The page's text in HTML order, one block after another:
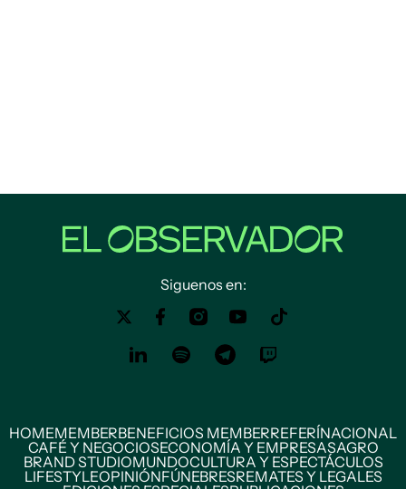
Siguenos en:
HOMEMEMBERBENEFICIOS MEMBERREFERÍNACIONAL
CAFÉ Y NEGOCIOSECONOMÍA Y EMPRESASAGRO
BRAND STUDIOMUNDOCULTURA Y ESPECTÁCULOS
LIFESTYLEOPINIÓNFÚNEBRESREMATES Y LEGALES